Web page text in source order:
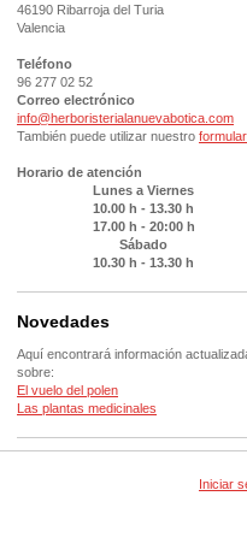
46190 Ribarroja del Turia
Valencia
Teléfono
96 277 02 52
Correo electrónico
info@herboristerialanuevabotica.com
También puede utilizar nuestro
Horario de atención
Lunes a Viernes
10.00 h - 13.30 h
17.00 h - 20:00 h
Sábado
10.30 h - 13.30 h
Novedades
Aquí encontrará información
sobre:
El vuelo del polen
Las plantas medicinales
Iniciar